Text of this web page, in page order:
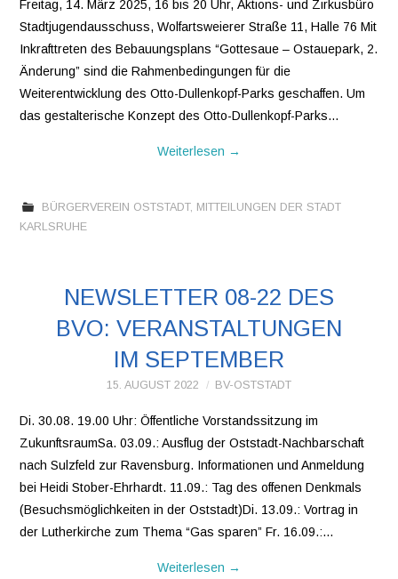
UMSCHAU
EAST SIDE URBAN
ART
Freitag, 14. März 2025, 16 bis 20 Uhr, Aktions- und Zirkusbüro
Stadtjugendausschuss, Wolfartsweierer Straße 11, Halle 76 Mit
Inkrafttreten des Bebauungsplans “Gottesaue – Ostauepark, 2.
Änderung” sind die Rahmenbedingungen für die
Weiterentwicklung des Otto-Dullenkopf-Parks geschaffen. Um
das gestalterische Konzept des Otto-Dullenkopf-Parks…
Weiterlesen →
BÜRGERVEREIN OSTSTADT, MITTEILUNGEN DER STADT
KARLSRUHE
NEWSLETTER 08-22 DES
BVO: VERANSTALTUNGEN
IM SEPTEMBER
15. AUGUST 2022 BV-OSTSTADT
Di. 30.08. 19.00 Uhr: Öffentliche Vorstandssitzung im
ZukunftsraumSa. 03.09.: Ausflug der Oststadt-Nachbarschaft
nach Sulzfeld zur Ravensburg. Informationen und Anmeldung
bei Heidi Stober-Ehrhardt. 11.09.: Tag des offenen Denkmals
(Besuchsmöglichkeiten in der Oststadt)Di. 13.09.: Vortrag in
der Lutherkirche zum Thema “Gas sparen” Fr. 16.09.:…
Weiterlesen →